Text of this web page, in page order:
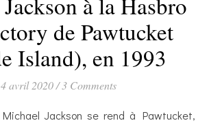
de Pawtucket
Island), en 1993
avril 2020 / 3 Comments